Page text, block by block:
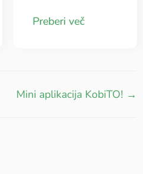
Preberi več
Mini aplikacija KobiTO! →